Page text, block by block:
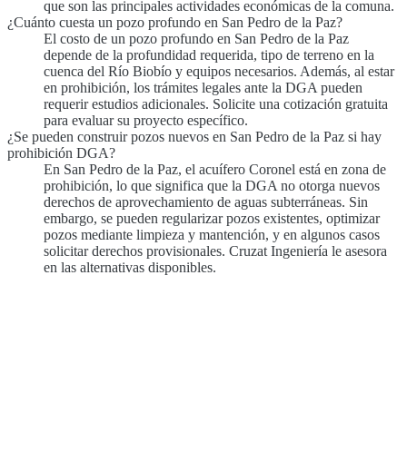
que son las principales actividades económicas de la comuna.
¿Cuánto cuesta un pozo profundo en San Pedro de la Paz?
El costo de un pozo profundo en San Pedro de la Paz
depende de la profundidad requerida, tipo de terreno en la
cuenca del Río Biobío y equipos necesarios. Además, al estar
en prohibición, los trámites legales ante la DGA pueden
requerir estudios adicionales. Solicite una cotización gratuita
para evaluar su proyecto específico.
¿Se pueden construir pozos nuevos en San Pedro de la Paz si hay
prohibición DGA?
En San Pedro de la Paz, el acuífero Coronel está en zona de
prohibición, lo que significa que la DGA no otorga nuevos
derechos de aprovechamiento de aguas subterráneas. Sin
embargo, se pueden regularizar pozos existentes, optimizar
pozos mediante limpieza y mantención, y en algunos casos
solicitar derechos provisionales. Cruzat Ingeniería le asesora
en las alternativas disponibles.